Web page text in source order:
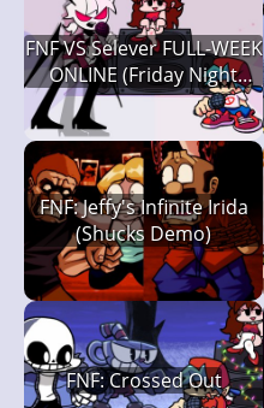
FNF VS Selever FULL-WEEK
ONLINE (Friday Night
Funkin')
FNF: Jeffy's Infinite Irida
(Shucks Demo)
FNF: Crossed Out